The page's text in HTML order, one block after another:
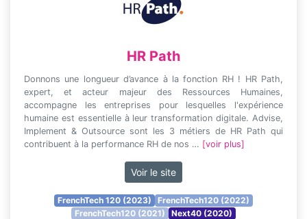
HR Path
Donnons une longueur d’avance à la fonction RH ! HR Path,
expert, et acteur majeur des Ressources Humaines,
accompagne les entreprises pour lesquelles l'expérience
humaine est essentielle à leur transformation digitale. Advise,
Implement & Outsource sont les 3 métiers de HR Path qui
contribuent à la performance RH de nos … [voir plus]
Voir le site
FrenchTech 120 (2023)
FrenchTech120 (2022)
FrenchTech120 (2021)
Next40 (2020)